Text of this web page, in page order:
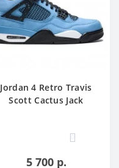
Jordan 4 Retro Travis
Scott Cactus Jack
0
5 700 р.